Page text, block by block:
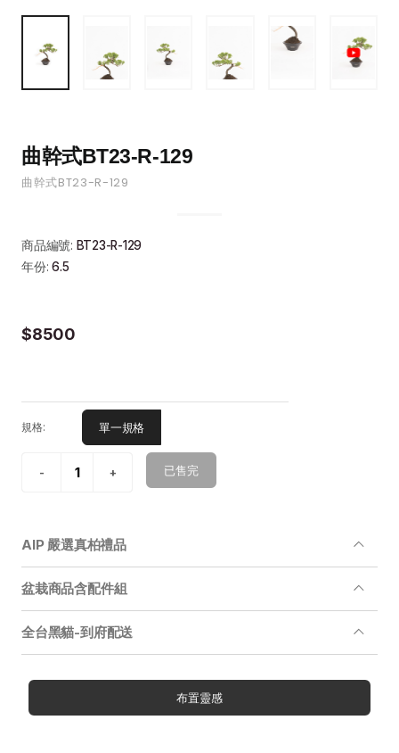
曲幹式BT23-R-129
曲幹式BT23-R-129
商品編號: BT23-R-129
年份:6.5
$8500
規格: 單一規格
已售完
AIP 嚴選真柏禮品
盆栽商品含配件組
全台黑貓-到府配送
布置靈感